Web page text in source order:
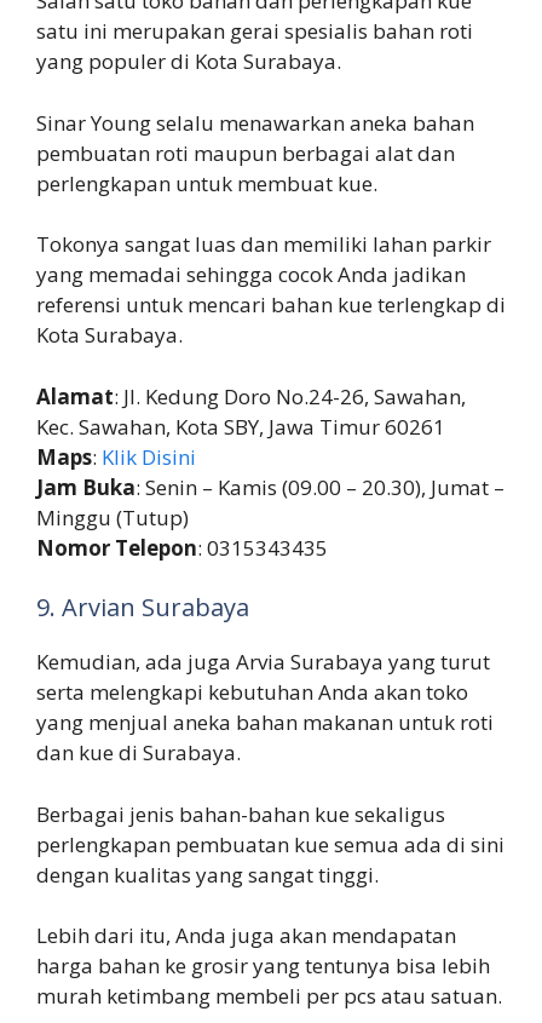
satu ini merupakan gerai spesialis bahan roti
yang populer di Kota Surabaya.
Sinar Young selalu menawarkan aneka bahan
pembuatan roti maupun berbagai alat dan
perlengkapan untuk membuat kue.
Tokonya sangat luas dan memiliki lahan parkir
yang memadai sehingga cocok Anda jadikan
referensi untuk mencari bahan kue terlengkap di
Kota Surabaya.
Alamat: Jl. Kedung Doro No.24-26, Sawahan,
Kec. Sawahan, Kota SBY, Jawa Timur 60261
Maps: Klik Disini
Jam Buka: Senin – Kamis (09.00 – 20.30), Jumat –
Minggu (Tutup)
Nomor Telepon: 0315343435
9. Arvian Surabaya
Kemudian, ada juga Arvia Surabaya yang turut
serta melengkapi kebutuhan Anda akan toko
yang menjual aneka bahan makanan untuk roti
dan kue di Surabaya.
Berbagai jenis bahan-bahan kue sekaligus
perlengkapan pembuatan kue semua ada di sini
dengan kualitas yang sangat tinggi.
Lebih dari itu, Anda juga akan mendapatan
harga bahan ke grosir yang tentunya bisa lebih
murah ketimbang membeli per pcs atau satuan.